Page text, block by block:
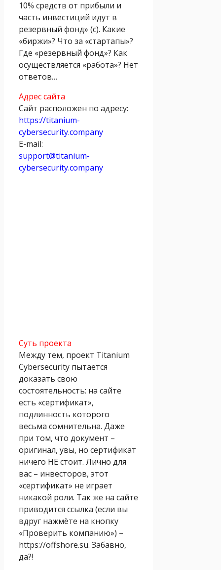
10% средств от прибыли и
часть инвестиций идут в
резервный фонд» (с). Какие
«биржи»? Что за «стартапы»?
Где «резервный фонд»? Как
осуществляется «работа»? Нет
ответов…
Адрес сайта
Сайт расположен по адресу:
https://titanium-
cybersecurity.company
E-mail:
support@titanium-
cybersecurity.company
Суть проекта
Между тем, проект Titanium
Cybersecurity пытается
доказать свою
состоятельность: на сайте
есть «сертификат»,
подлинность которого
весьма сомнительна. Даже
при том, что документ –
оригинал, увы, но сертификат
ничего НЕ стоит. Лично для
вас – инвесторов, этот
«сертификат» не играет
никакой роли. Так же на сайте
приводится ссылка (если вы
вдруг нажмёте на кнопку
«Проверить компанию») –
https://offshore.su. Забавно,
да?!